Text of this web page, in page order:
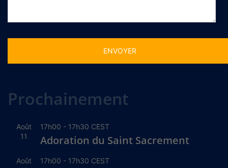
Prochainement
Août
11
17h00 - 17h30 CEST
Adoration du Saint Sacrement
Août
17h00 - 17h30 CEST